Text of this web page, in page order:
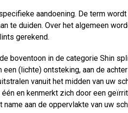
aandoening. De term
te duiden. Over het algemeen
gerekend.
boventoon in de categorie Shin
(lichte) ontsteking, aan de
vanuit het midden van uw
en kenmerkt zich door een
aan de oppervlakte van uw